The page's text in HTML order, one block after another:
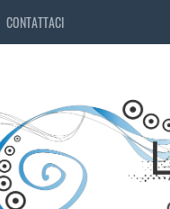
CONTATTACI